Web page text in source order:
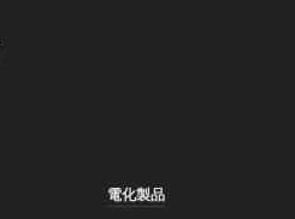
電化製品